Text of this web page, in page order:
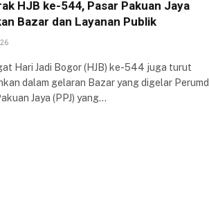
HJB ke-544, Pasar Pakuan Jaya
Bazar dan Layanan Publik
Hari Jadi Bogor (HJB) ke-544 juga turut
dalam gelaran Bazar yang digelar
Jaya (PPJ) yang…